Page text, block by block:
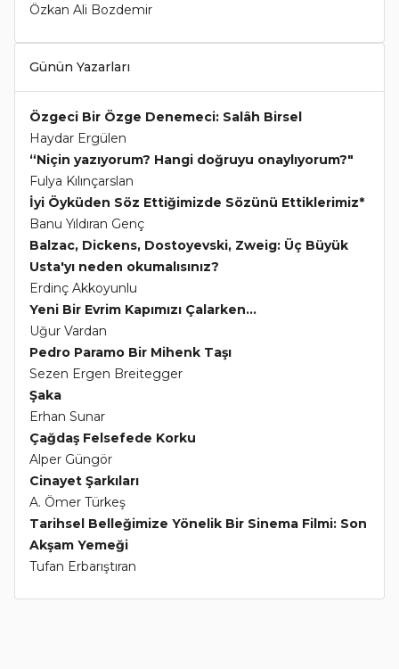
Özkan Ali Bozdemir
Günün Yazarları
Özgeci Bir Özge Denemeci: Salâh Birsel
Haydar Ergülen
“Niçin yazıyorum? Hangi doğruyu onaylıyorum?"
Fulya Kılınçarslan
İyi Öyküden Söz Ettiğimizde Sözünü Ettiklerimiz*
Banu Yıldıran Genç
Balzac, Dickens, Dostoyevski, Zweig: Üç Büyük
Usta'yı neden okumalısınız?
Erdinç Akkoyunlu
Yeni Bir Evrim Kapımızı Çalarken...
Uğur Vardan
Pedro Paramo Bir Mihenk Taşı
Sezen Ergen Breitegger
Şaka
Erhan Sunar
Çağdaş Felsefede Korku
Alper Güngör
Cinayet Şarkıları
A. Ömer Türkeş
Tarihsel Belleğimize Yönelik Bir Sinema Filmi: Son
Akşam Yemeği
Tufan Erbarıştıran